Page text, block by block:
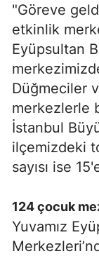
"Göreve
etkinlik
Eyüpsultan
Düğmeciler
merkezlerle
İstanbul
ilçemizdeki
sayısı ise
124 çocuk
Yuvamız